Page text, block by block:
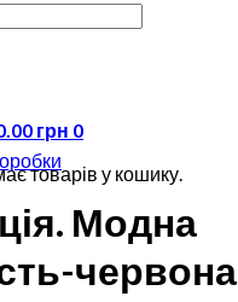
грн 0
товарів у кошику.
Модна
червона